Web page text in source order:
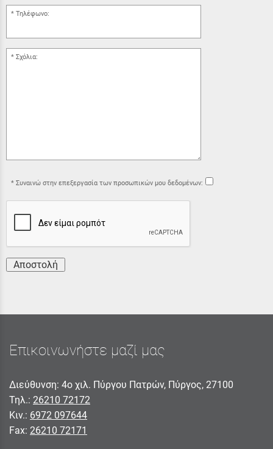
Τηλέφωνο:
Σχόλια:
Συναινώ στην επεξεργασία των προσωπικών μου δεδομένων:
Αποστολή
Επικοινωνήστε μαζί μας
Διεύθυνση: 4ο χιλ. Πύργου Πατρών, Πύργος, 27100
Τηλ.: 26210 72172
Κιν.: 6972 097644
Fax: 26210 72171